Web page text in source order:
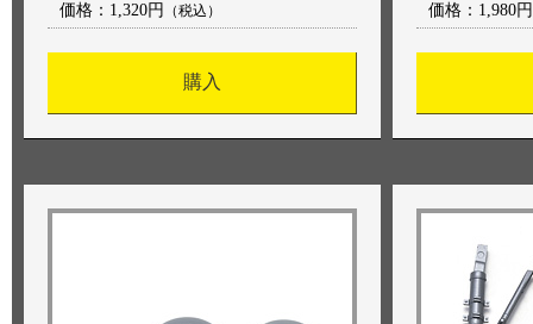
価格： 1,320円 （税込）
購入
価格： 1,980円